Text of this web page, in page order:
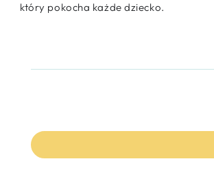
który pokocha każde dziecko.